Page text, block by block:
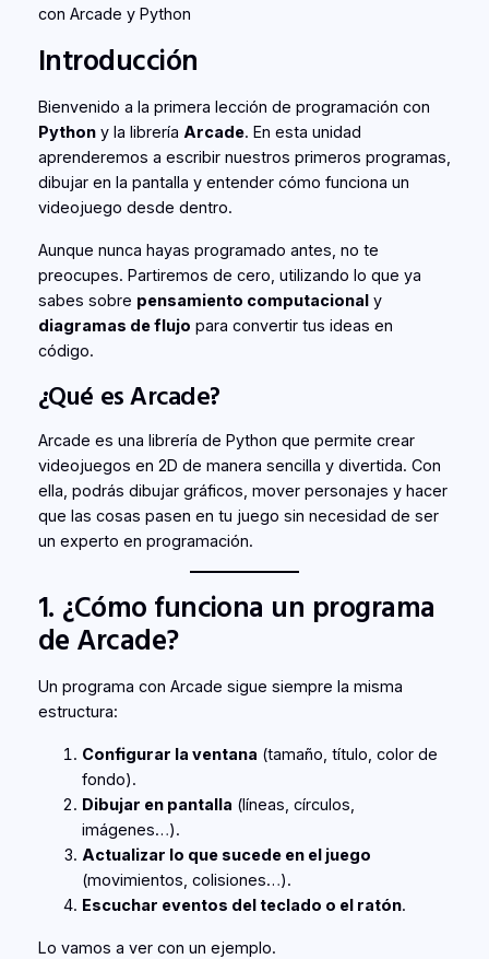
con Arcade y Python
Introducción
Bienvenido a la primera lección de programación con
Pythony la librería Arcade. En esta unidad
aprenderemos a escribir nuestros primeros programas,
dibujar en la pantalla y entender cómo funciona un
videojuego desde dentro.
Aunque nunca hayas programado antes, no te
preocupes. Partiremos de cero, utilizando lo que ya
sabes sobre pensamiento computacionaly
diagramas de flujo para convertir tus ideas en
código.
¿Qué es Arcade?
Arcade es una librería de Python que permite crear
videojuegos en 2D de manera sencilla y divertida. Con
ella, podrás dibujar gráficos, mover personajes y hacer
que las cosas pasen en tu juego sin necesidad de ser
un experto en programación.
1. ¿Cómo funciona un programa
de Arcade?
Un programa con Arcade sigue siempre la misma
estructura:
Configurar la ventana (tamaño, título, color de
fondo).
Dibujar en pantalla (líneas, círculos,
imágenes…).
Actualizar lo que sucede en el juego
(movimientos, colisiones…).
Escuchar eventos del teclado o el ratón.
Lo vamos a ver con un ejemplo.